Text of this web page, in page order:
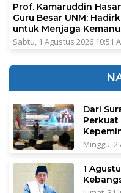
Prof. Kamaruddin
Guru Besar UNM:
untuk Menjaga
Sabtu, 1 Agustus 2026 10:51
Dari
Perkuat
Minggu, 2
1